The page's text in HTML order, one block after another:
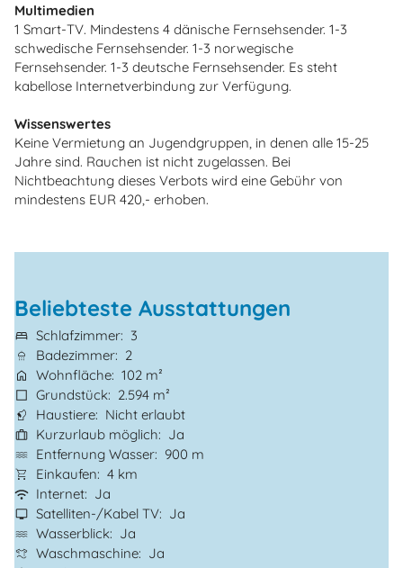
Multimedien
1 Smart-TV. Mindestens 4 dänische Fernsehsender. 1-3
schwedische Fernsehsender. 1-3 norwegische
Fernsehsender. 1-3 deutsche Fernsehsender. Es steht
kabellose Internetverbindung zur Verfügung.
Wissenswertes
Keine Vermietung an Jugendgruppen, in denen alle 15-25
Jahre sind. Rauchen ist nicht zugelassen. Bei
Nichtbeachtung dieses Verbots wird eine Gebühr von
mindestens EUR 420,- erhoben.
Beliebteste Ausstattungen
Schlafzimmer
3
Badezimmer
2
Wohnfläche 102 m²
Grundstück
2.594 m²
Haustiere
Nicht erlaubt
Kurzurlaub möglich
Ja
Entfernung Wasser
900 m
Einkaufen
4 km
Internet
Ja
Satelliten-/Kabel TV
Ja
Wasserblick
Ja
Waschmaschine
Ja